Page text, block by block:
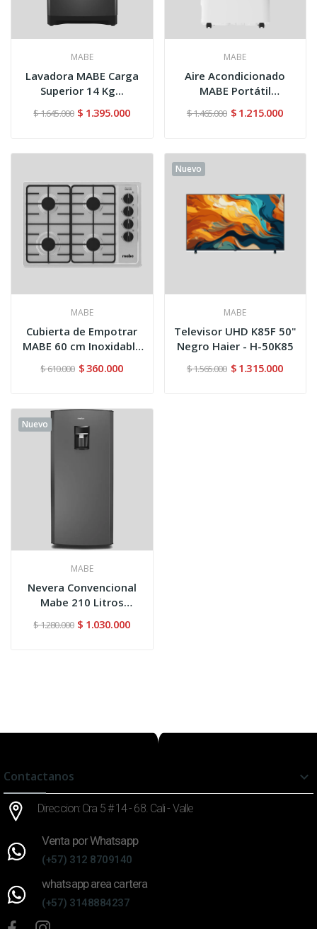
MABE
Lavadora MABE Carga
Superior 14 Kg...
$ 1.645.000 $ 1.395.000
MABE
Aire Acondicionado
MABE Portátil
$ 1.465.000 $ 1.215.000
MABE
Cubierta de Empotrar
MABE 60 cm Inoxidable
-...
$ 610.000 $ 360.000
Nuevo
MABE
Televisor UHD K85F 50"
Negro Haier - H-50K85
$ 1.565.000 $ 1.315.000
Nuevo
MABE
Nevera Convencional
Mabe 210 Litros
$ 1.280.000 $ 1.030.000
Contactanos 
Direccion: Cra 5 # 14 - 68. Cali - Valle
Venta por Whatsapp
(+57) 312 8709140
whatsapp area cartera
(+57) 3148884237